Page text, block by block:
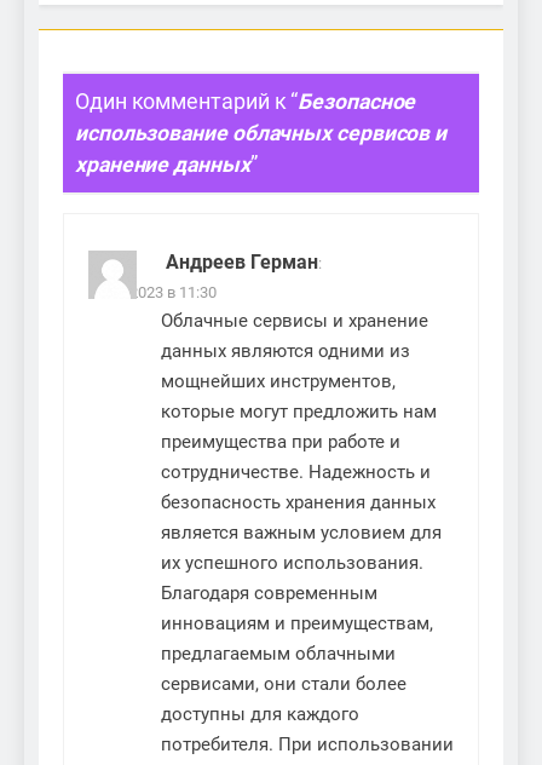
Один комментарий к “Безопасное
использование облачных сервисов и
хранение данных”
Андреев Герман:
02.12.2023 в 11:30
Облачные сервисы и хранение
данных являются одними из
мощнейших инструментов,
которые могут предложить нам
преимущества при работе и
сотрудничестве. Надежность и
безопасность хранения данных
является важным условием для
их успешного использования.
Благодаря современным
инновациям и преимуществам,
предлагаемым облачными
сервисами, они стали более
доступны для каждого
потребителя. При использовании